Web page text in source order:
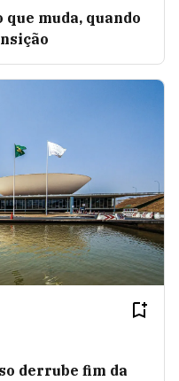
que muda, quando
derrube fim da